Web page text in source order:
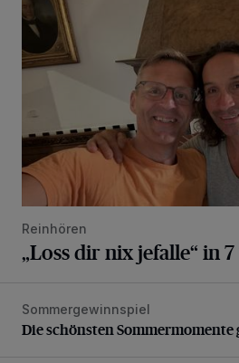
Reinhören
„Loss dir nix jefalle“ in 7
Die schönsten Sommermomente
Sommergewinnspiel
Die schönsten Sommermomente